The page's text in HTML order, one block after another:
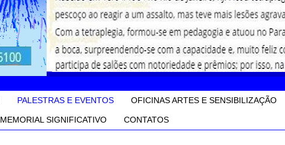
PALESTRAS E EVENTOS OFICINAS ARTES E SENSIBILIZAÇÃO
MEMORIAL SIGNIFICATIVO CONTATOS